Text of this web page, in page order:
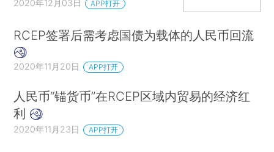
2020年12月03日 APP打开
RCEP签署后需考虑国债为载体的人民币回流
2020年11月20日 APP打开
人民币“锚货币”在RCEP区域内贸易的经济红
利
2020年11月23日 APP打开